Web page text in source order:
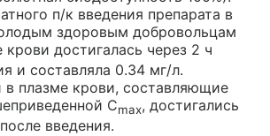
п/к введения препарата в
здоровым добровольцам
крови достигалась через 2 ч
и составляла 0.34 мг/л.
в плазме крови, составляющие
Cmax, достигались
введения.